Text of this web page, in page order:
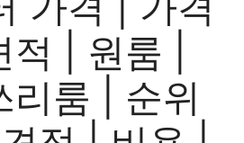
| 원룸 |
리룸 | 순위